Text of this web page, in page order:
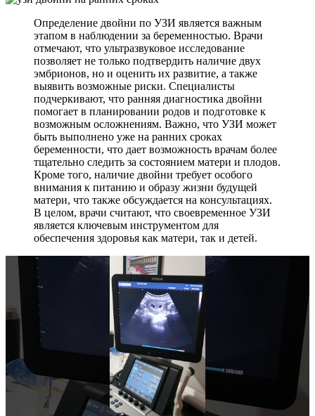
Определение двойни по УЗИ является важным
этапом в наблюдении за беременностью. Врачи
отмечают, что ультразвуковое исследование
позволяет не только подтвердить наличие двух
эмбрионов, но и оценить их развитие, а также
выявить возможные риски. Специалисты
подчеркивают, что ранняя диагностика двойни
помогает в планировании родов и подготовке к
возможным осложнениям. Важно, что УЗИ может
быть выполнено уже на ранних сроках
беременности, что дает возможность врачам более
тщательно следить за состоянием матери и плодов.
Кроме того, наличие двойни требует особого
внимания к питанию и образу жизни будущей
матери, что также обсуждается на консультациях.
В целом, врачи считают, что своевременное УЗИ
является ключевым инструментом для
обеспечения здоровья как матери, так и детей.